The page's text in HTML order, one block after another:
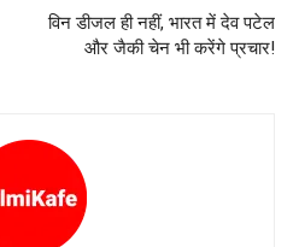
विन डीजल ही नहीं, भारत में देव पटेल
और जैकी चेन भी करेंगे प्रचार!